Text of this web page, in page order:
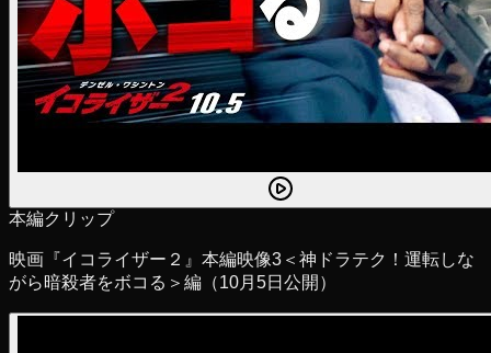
本編クリップ
映画『イコライザー２』本編映像3＜神ドラテク！運転しな
がら暗殺者をボコる＞編（10月5日公開）